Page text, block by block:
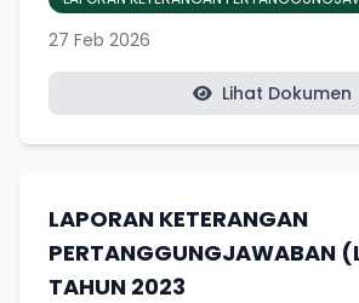
27 Feb 2026
Lihat Dokumen
LAPORAN KETERANGAN
PERTANGGUNGJAWABAN
TAHUN 2023